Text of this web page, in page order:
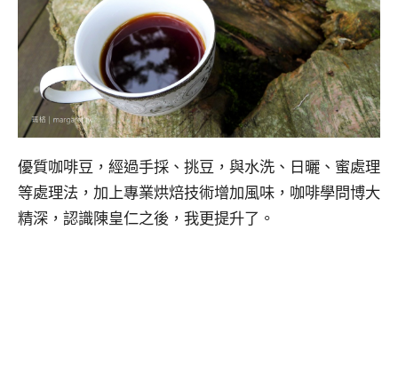
優質咖啡豆，經過手採、挑豆，與水洗、日曬、蜜處理
等處理法，加上專業烘焙技術增加風味，咖啡學問博大
精深，認識陳皇仁之後，我更提升了。